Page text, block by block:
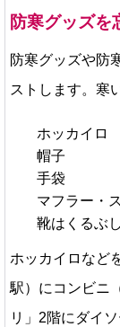
防寒グッズを
防寒グッズや防
ストします。寒
ホッカイロ
帽子
手袋
マフラー・
靴はくるぶ
ホッカイロなど
駅）にコンビニ
リ」2階にダイ